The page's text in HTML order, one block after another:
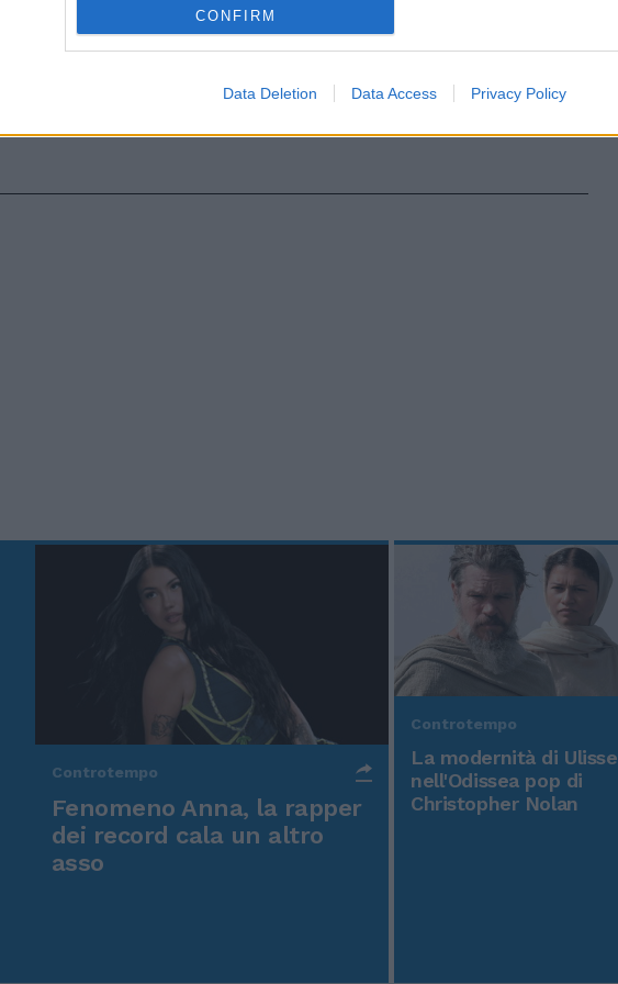
CONFIRM
Data Deletion Data Access Privacy Policy
Controtempo
Fenomeno Anna, la rapper
dei record cala un altro
asso
Controtempo
La modernità di Ulisse
nell'Odissea pop di
Christopher Nolan